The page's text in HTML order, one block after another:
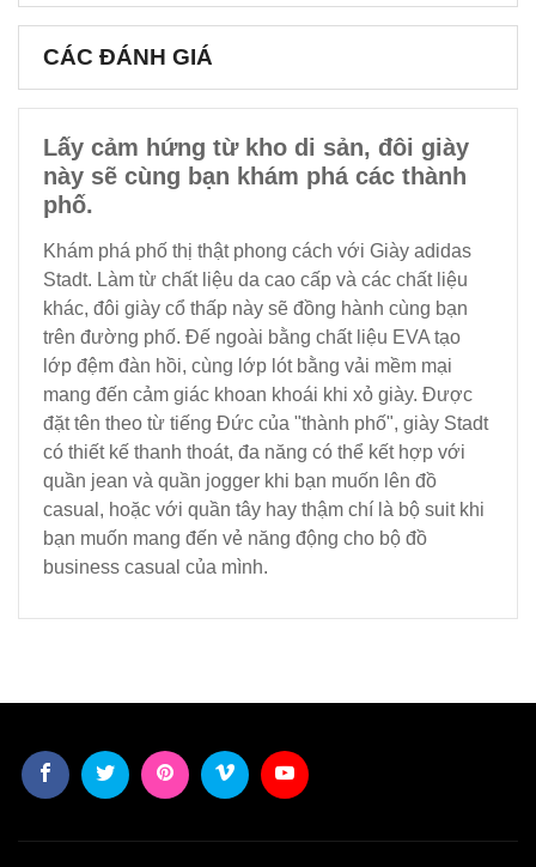
CÁC ĐÁNH GIÁ
Lấy cảm hứng từ kho di sản, đôi giày
này sẽ cùng bạn khám phá các thành
phố.
Khám phá phố thị thật phong cách với Giày adidas
Stadt. Làm từ chất liệu da cao cấp và các chất liệu
khác, đôi giày cổ thấp này sẽ đồng hành cùng bạn
trên đường phố. Đế ngoài bằng chất liệu EVA tạo
lớp đệm đàn hồi, cùng lớp lót bằng vải mềm mại
mang đến cảm giác khoan khoái khi xỏ giày. Được
đặt tên theo từ tiếng Đức của "thành phố", giày Stadt
có thiết kế thanh thoát, đa năng có thể kết hợp với
quần jean và quần jogger khi bạn muốn lên đồ
casual, hoặc với quần tây hay thậm chí là bộ suit khi
bạn muốn mang đến vẻ năng động cho bộ đồ
business casual của mình.